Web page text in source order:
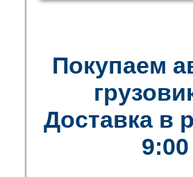
Покупаем
Доставка в